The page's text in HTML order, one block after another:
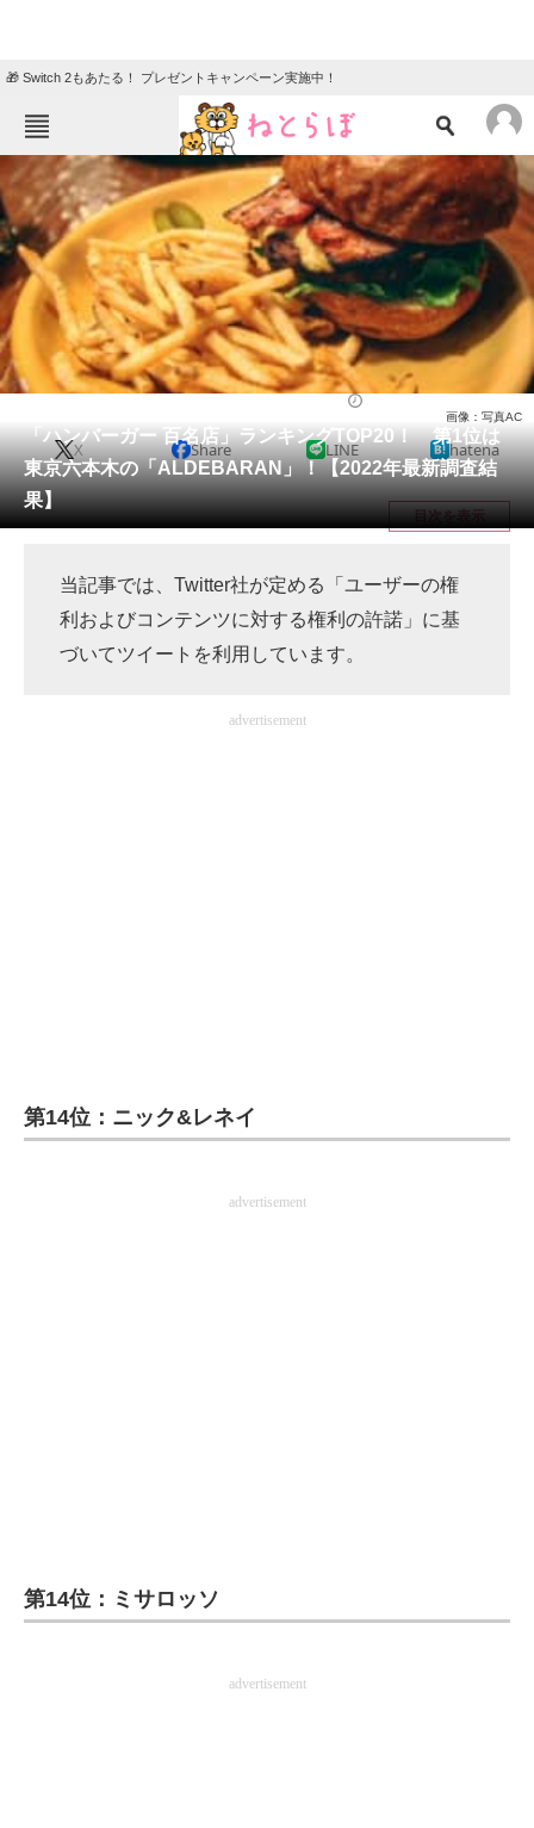
🎁 Switch 2もあたる！ プレゼントキャンペーン実施中！
ねとらぼメニュー
TOP ニュース
エンタメ クイズ
グルメ 地域
教育・育児
動物 リサーチ
会員記事
メディア
注目記事を集めた総合ページ
ITの今と未来を見通す
製造業のIT導入・活用を支援
「ハンバーガー 百名店」ランキングTOP20！ 第1位は
東京六本木の「ALDEBARAN」！【2022年最新調査結
果】
画像：写真AC
X Share LINE hatena
目次を表示
当記事では、Twitter社が定める「ユーザーの権
利およびコンテンツに対する権利の許諾」に基
づいてツイートを利用しています。
advertisement
第14位：ニック&レネイ
advertisement
第14位：ミサロッソ
advertisement